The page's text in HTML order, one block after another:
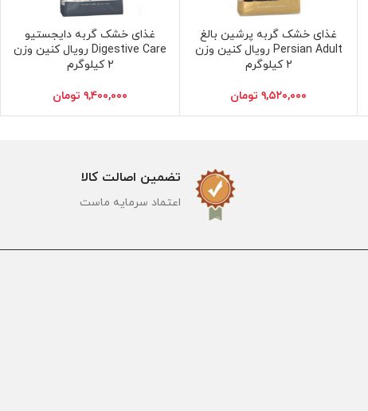
افزودن به سبد خرید
غذای خشک گربه پرشین بالغ
Persian Adult رویال کنین وزن
2 کیلوگرم
۹,۵۲۰,۰۰۰ تومان
افزودن به سبد خرید
غذای خشک گربه دایجستیو
Digestive Care رویال کنین وزن
2 کیلوگرم
۹,۴۰۰,۰۰۰ تومان
تضمین اصالت کالا
اعتماد سرمایه ماست